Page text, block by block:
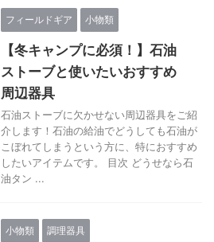
フィールドギア 小物類
【冬キャンプに必須！】石油
ストーブと使いたいおすすめ
周辺器具
石油ストーブに欠かせない周辺器具をご紹
介します！石油の給油でどうしても石油が
こぼれてしまうという方に、特におすすめ
したいアイテムです。 目次 どうせなら石
油タン ...
小物類 調理器具